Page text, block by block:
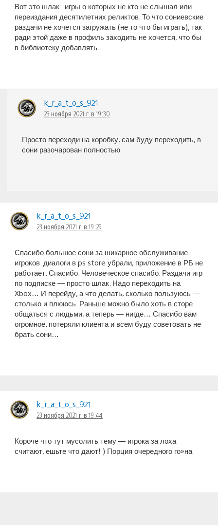
Вот это шлак.. игры о которых не кто не слышал или
переиздания десятилетних реликтов. То что сониевские
раздачи не хочется загружать (не то что бы играть), так
ради этой даже в профиль заходить не хочется, что бы
в библиотеку добавлять..
k_r_a_t_o_s_921
23 ноября 2021 г. в 19:30
Просто переходи на коробку, сам буду переходить, в
сони разочарован полностью
k_r_a_t_o_s_921
23 ноября 2021 г. в 19:29
Спасибо большое сони за шикарное обслуживание
игроков. диалоги в ps store убрали, приложение в РБ не
работает. Спасибо. Человеческое спасибо. Раздачи игр
по подписке — просто шлак. Надо переходить на
Xbox… И перейду, а что делать, сколько пользуюсь —
столько и плююсь. Раньше можно было хоть в сторе
общаться с людьми, а теперь — нигде… Спасибо вам
огромное. потеряли клиента и всем буду советовать не
брать сони…
k_r_a_t_o_s_921
23 ноября 2021 г. в 19:44
Короче что тут мусолить тему — игрока за лоха
считают, ешьте что дают! ) Порция очередного го»на